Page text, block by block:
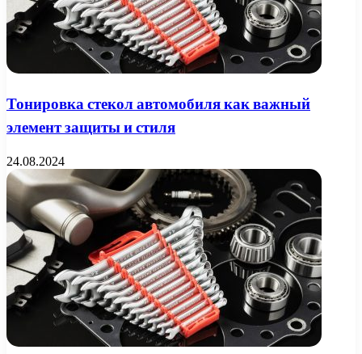
Тонировка стекол автомобиля как важный
элемент защиты и стиля
24.08.2024